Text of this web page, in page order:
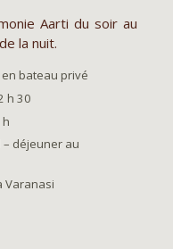
Aarti du soir au
la nuit.
bateau privé
h 30
déjeuner au
Varanasi